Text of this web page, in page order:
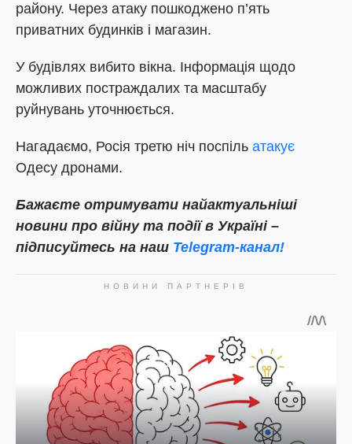
району. Через атаку пошкоджено п’ять
приватних будинків і магазин.
У будівлях вибито вікна. Інформація щодо
можливих постраждалих та масштабу
руйнувань уточнюється.
Нагадаємо, Росія третю ніч поспіль атакує
Одесу дронами.
Бажаєте отримувати найактуальніші
новини про війну та події в Україні –
підписуйтесь на наш Telegram-канал!